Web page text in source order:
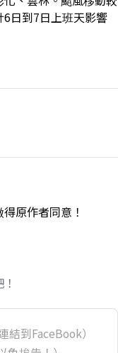
日到7日上班天影響
原作者同意！
結到FaceBook）